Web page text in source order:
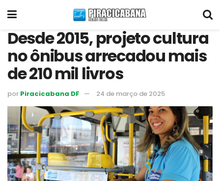
Desde 2015, projeto cultura
no ônibus arrecadou mais
de 210 mil livros
por Piracicabana DF 24 de março de 2025